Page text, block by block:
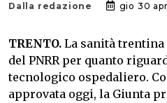
Dalla redazione gio 30
TRENTO. La sanità
del PNRR per quanto
tecnologico ospedaliero.
approvata oggi, la Giunta